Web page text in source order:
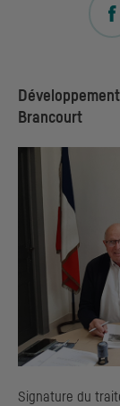
Brancourt
Signature du